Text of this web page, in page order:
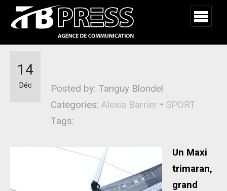
Posted by: Tanguy Blondel
Categories: Alexia Barrier • SPORT
Tags:
14
Déc
Un Maxi
trimaran,
grand